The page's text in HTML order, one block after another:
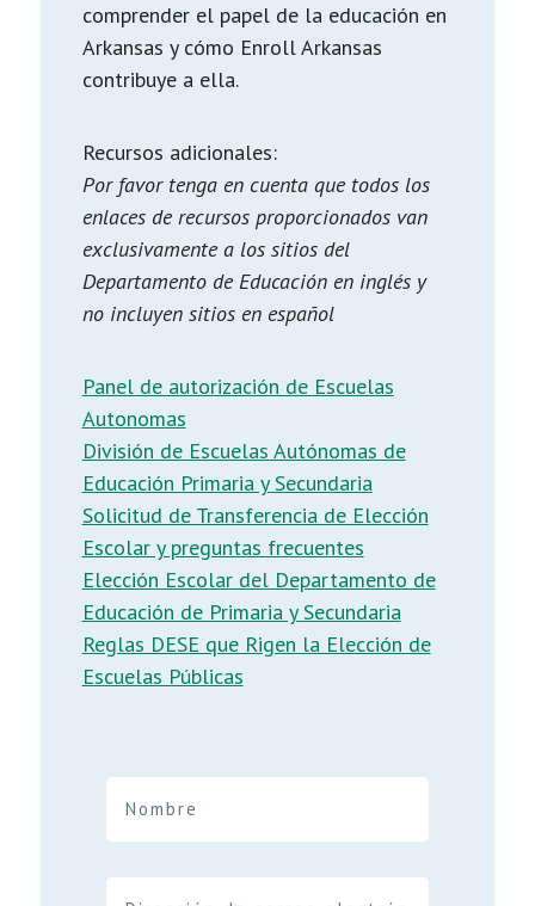
comprender el papel de la educación en
Arkansas y cómo Enroll Arkansas
contribuye a ella.
Recursos adicionales:
Por favor tenga en cuenta que todos los
enlaces de recursos proporcionados van
exclusivamente a los sitios del
Departamento de Educación en inglés y
no incluyen sitios en español
Panel de autorización de Escuelas
Autonomas
División de Escuelas Autónomas de
Educación Primaria y Secundaria
Solicitud de Transferencia de Elección
Escolar y preguntas frecuentes
Elección Escolar del Departamento de
Educación de Primaria y Secundaria
Reglas DESE que Rigen la Elección de
Escuelas Públicas